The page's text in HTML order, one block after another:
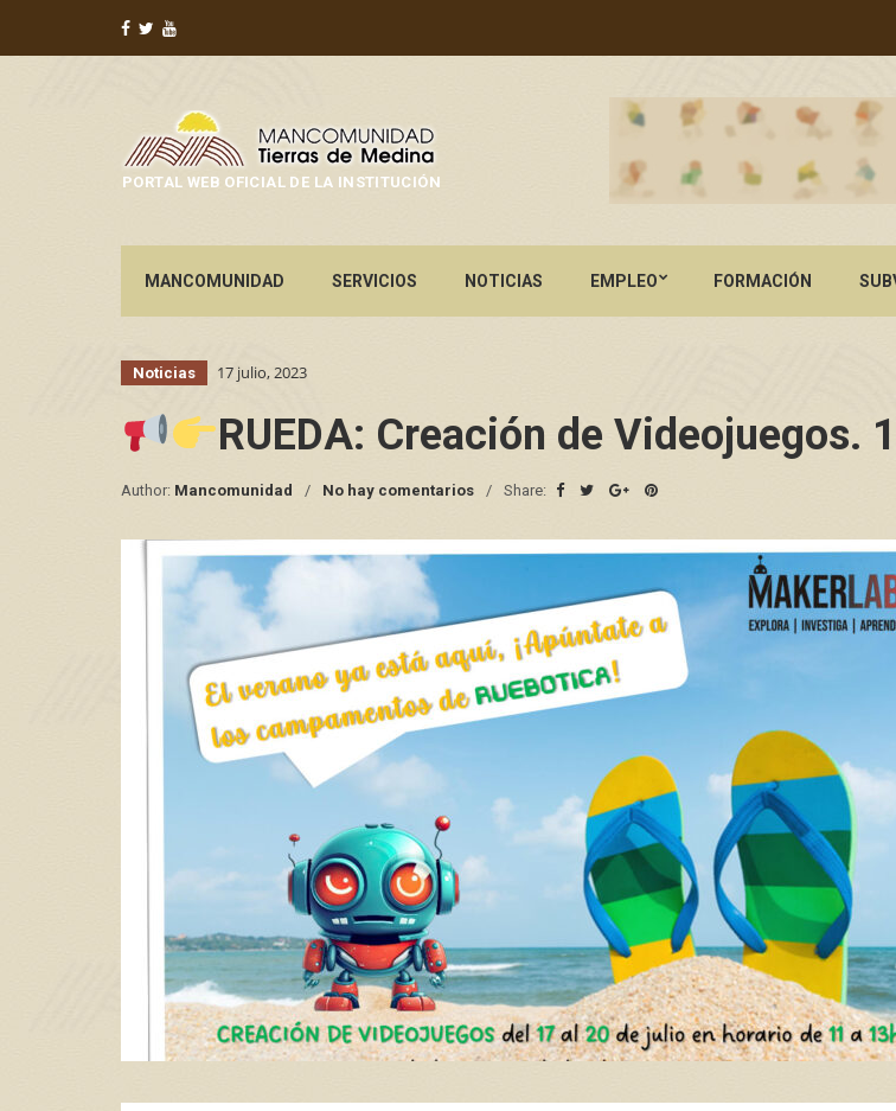
PORTAL WEB OFICIAL DE LA INSTITUCIÓN
MANCOMUNIDAD SERVICIOS NOTICIAS EMPLEO FORMACIÓN
Noticias 17 julio, 2023
RUEDA: Creación de Videojuegos.
Author: Mancomunidad No hay comentarios Share: